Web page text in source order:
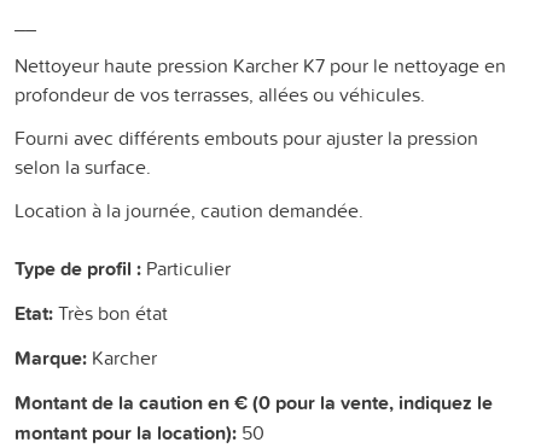
Nettoyeur haute pression Karcher K7 pour le nettoyage en
profondeur de vos terrasses, allées ou véhicules.
Fourni avec différents embouts pour ajuster la pression
selon la surface.
Location à la journée, caution demandée.
Type de profil : Particulier
Etat:Très bon état
Marque: Karcher
Montant de la caution en € (0 pour la vente, indiquez le
montant pour la location): 50